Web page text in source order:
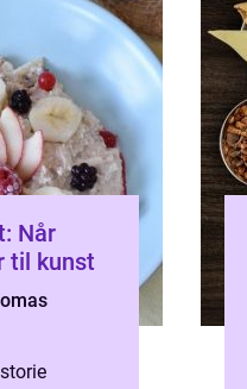
Når
til kunst